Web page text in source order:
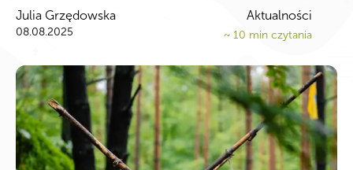
Julia Grzędowska
08.08.2025
Aktualności
~ 10 min czytania